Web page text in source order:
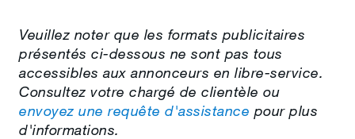
Veuillez noter que les formats publicitaires
présentés ci‑dessous ne sont pas tous
accessibles aux annonceurs en libre‑service.
Consultez votre chargé de clientèle ou
envoyez une requête d'assistance pour plus
d'informations.